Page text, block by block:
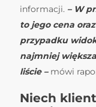
informacji. – W
to jego cena
przypadku
najmniej
liście –mówi
Niech